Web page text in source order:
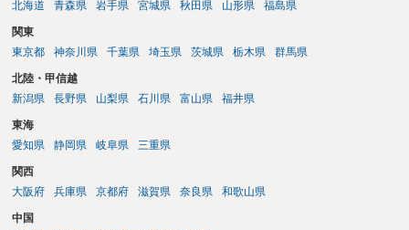
北海道
青森県 岩手県 宮城県 秋田県 山形県 福島県
関東
東京都
神奈川県 千葉県 埼玉県 茨城県 栃木県 群馬県
北陸・甲信越
新潟県
長野県 山梨県 石川県 富山県 福井県
東海
愛知県
静岡県 岐阜県 三重県
関西
大阪府
兵庫県 京都府 滋賀県 奈良県 和歌山県
中国